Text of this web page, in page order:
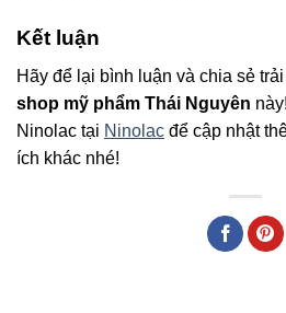
Kết luận
Hãy để lại bình luận và chia sẻ
shop mỹ phẩm Thái Nguyên
Ninolac tại Ninolac để cập nhật
ích khác nhé!